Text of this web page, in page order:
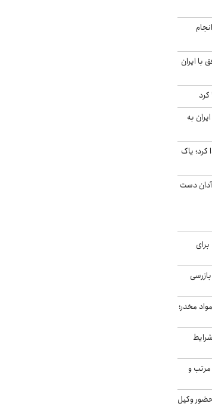
با ایران
به
یاک
آدان دست
مخدر؛
و
حضور وکیل